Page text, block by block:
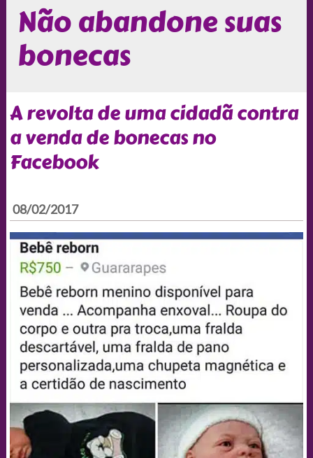
Não abandone suas
bonecas
A revolta de uma cidadã contra
a venda de bonecas no
Facebook
08/02/2017